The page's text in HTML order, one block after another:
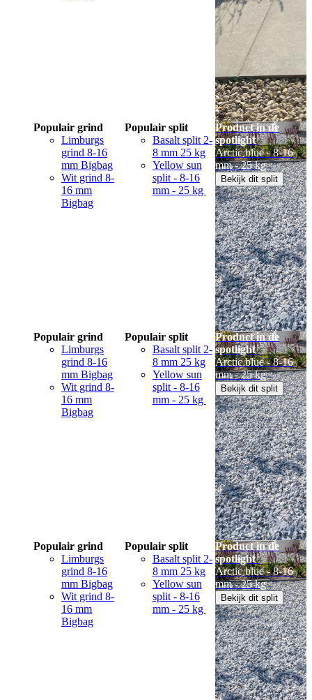
Populair grind
Limburgs
grind 8-16
mm Bigbag
Wit grind 8-
16 mm
Bigbag
Populair split
Basalt split 2-
8 mm 25 kg
Yellow sun
split - 8-16
mm - 25 kg
Product in de
spotlight
Arctic blue - 8-16
mm - 25 kg
Bekijk dit split
Populair grind
Limburgs
grind 8-16
mm Bigbag
Wit grind 8-
16 mm
Bigbag
Populair split
Basalt split 2-
8 mm 25 kg
Yellow sun
split - 8-16
mm - 25 kg
Product in de
spotlight
Arctic blue - 8-16
mm - 25 kg
Bekijk dit split
Populair grind
Limburgs
grind 8-16
mm Bigbag
Wit grind 8-
16 mm
Bigbag
Populair split
Basalt split 2-
8 mm 25 kg
Yellow sun
split - 8-16
mm - 25 kg
Product in de
spotlight
Arctic blue - 8-16
mm - 25 kg
Bekijk dit split